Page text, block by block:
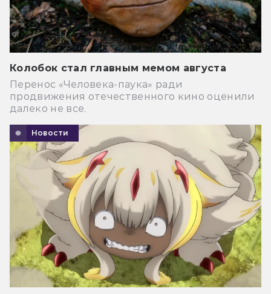
Колобок стал главным мемом августа
Перенос «Человека-паука» ради
продвижения отечественного кино оценили
далеко не все.
Новости